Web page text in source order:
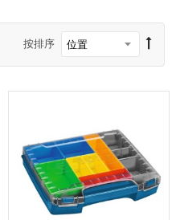
按排序